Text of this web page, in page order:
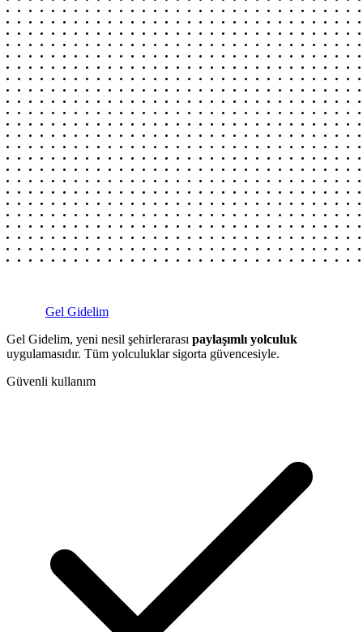
Gel Gidelim
Gel Gidelim, yeni nesil şehirlerarası paylaşımlı yolculuk
uygulamasıdır. Tüm yolculuklar sigorta güvencesiyle.
Güvenli kullanım